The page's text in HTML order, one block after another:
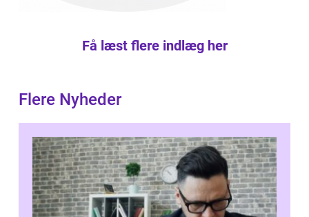
Få læst flere indlæg her
Flere Nyheder